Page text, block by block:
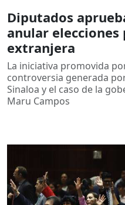
Diputados
anular
extranjera
La iniciativa promovida
controversia generada
Sinaloa y el caso de la
Maru Campos